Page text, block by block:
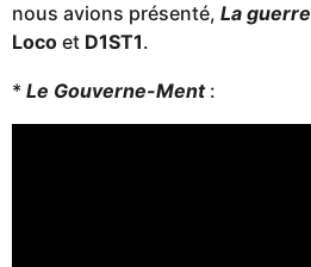
nous avions présenté, La guerre
Loco et D1ST1.
* Le Gouverne-Ment: